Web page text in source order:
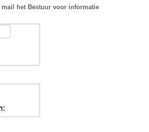
mail het Bestuur voor informatie